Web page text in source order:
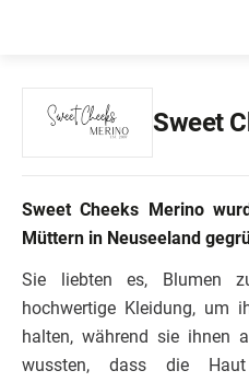
Sweet
Sweet Cheeks Merino
Müttern in Neuseeland
Sie liebten es, Blumen
hochwertige Kleidung, um
halten, während sie ihnen
wussten, dass die